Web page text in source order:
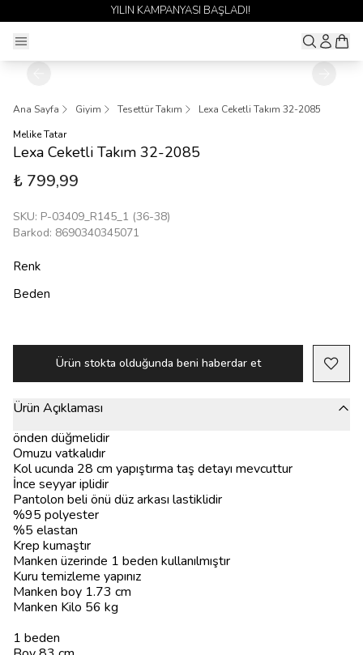
YILIN KAMPANYASI BAŞLADI!
Ana Sayfa Giyim Tesettür Takım
Lexa Ceketli Takım 32-2085
Melike Tatar
Lexa Ceketli Takım 32-2085
₺ 799,99
SKU: P-03409_R145_1 (36-38)
Barkod: 8690340345071
Renk
Beden
Ürün stokta olduğunda beni haberdar et
Ürün Açıklaması
önden düğmelidir
Omuzu vatkalıdır
Kol ucunda 28 cm yapıştırma taş detayı mevcuttur
İnce seyyar iplidir
Pantolon beli önü düz arkası lastiklidir
%95 polyester
%5 elastan
Krep kumaştır
Manken üzerinde 1 beden kullanılmıştır
Kuru temizleme yapınız
Manken boy 1.73 cm
Manken Kilo 56 kg
1 beden